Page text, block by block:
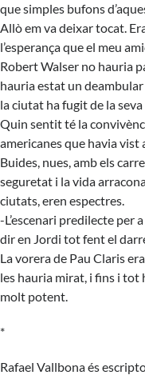
que simples bufons
Allò em va deixar tocat.
l’esperança que el meu
Robert Walser no hauria
hauria estat un
la ciutat ha fugit de la
Quin sentit té la
americanes que havia vist
Buides, nues, amb els
seguretat i la vida
ciutats, eren espectres.
-L’escenari predilecte per
dir en Jordi tot fent el
La vorera de Pau Claris
les hauria mirat, i fins i tot
molt potent.
*
Rafael Vallbona és